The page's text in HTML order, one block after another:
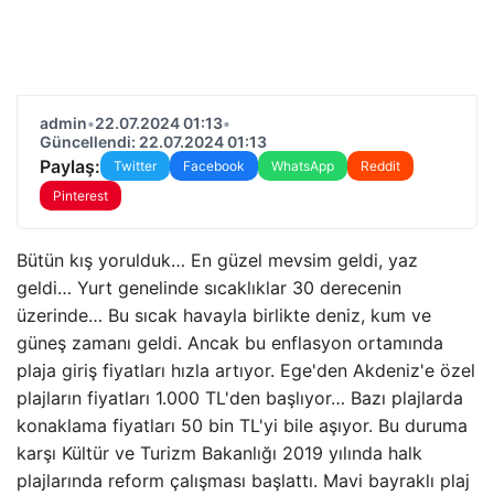
admin•22.07.2024 01:13•
Güncellendi: 22.07.2024 01:13
Paylaş: Twitter Facebook WhatsApp
Reddit
Pinterest
Bütün kış yorulduk… En güzel mevsim geldi, yaz
geldi… Yurt genelinde sıcaklıklar 30 derecenin
üzerinde… Bu sıcak havayla birlikte deniz, kum ve
güneş zamanı geldi. Ancak bu enflasyon ortamında
plaja giriş fiyatları hızla artıyor. Ege'den Akdeniz'e özel
plajların fiyatları 1.000 TL'den başlıyor… Bazı plajlarda
konaklama fiyatları 50 bin TL'yi bile aşıyor. Bu duruma
karşı Kültür ve Turizm Bakanlığı 2019 yılında halk
plajlarında reform çalışması başlattı. Mavi bayraklı plaj